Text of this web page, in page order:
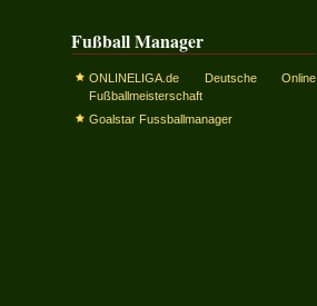
Fußball Manager
ONLINELIGA.de Deutsche Online
Fußballmeisterschaft
Goalstar Fussballmanager